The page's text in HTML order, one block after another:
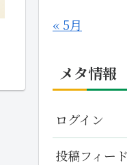
« 5月
メタ情報
ログイン
投稿フィード